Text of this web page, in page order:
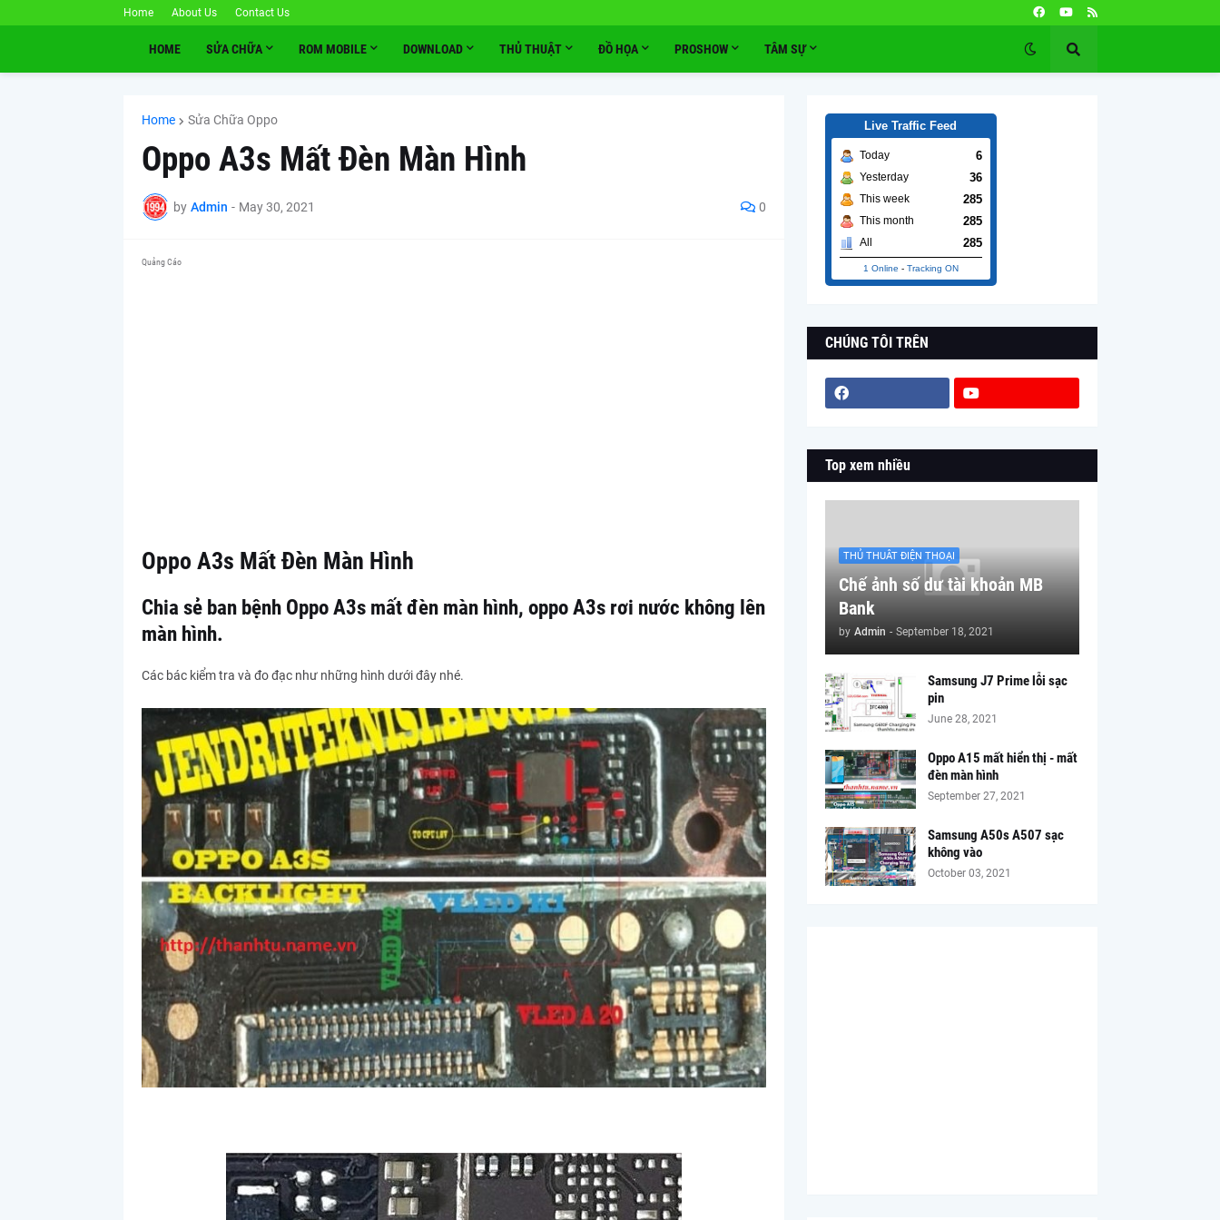
Home About Us Contact Us
HOME SỬA CHỮA ROM MOBILE DOWNLOAD THỦ THUẬT ĐỒ HỌA PROSHOW TÂM SỰ
Home Sửa Chữa Oppo
Oppo A3s Mất Đèn Màn Hình
by Admin - May 30, 2021 0
Quảng Cáo
Oppo A3s Mất Đèn Màn Hình
Chia sẻ ban bệnh Oppo A3s mất đèn màn hình, oppo A3s rơi nước không lên
màn hình.
Các bác kiểm tra và đo đạc như những hình dưới đây nhé.
Live Traffic Feed
Today 6
Yesterday 36
This week 285
This month 285
All 285
1 Online - Tracking ON
CHÚNG TÔI TRÊN
Top xem nhiều
THỦ THUÂT ĐIỆN THOẠI
Chế ảnh số dư tài khoản MB
Bank
by Admin - September 18, 2021
Samsung J7 Prime lỗi sạc
pin
June 28, 2021
Oppo A15 mất hiển thị - mất
đèn màn hình
September 27, 2021
Samsung A50s A507 sạc
không vào
October 03, 2021